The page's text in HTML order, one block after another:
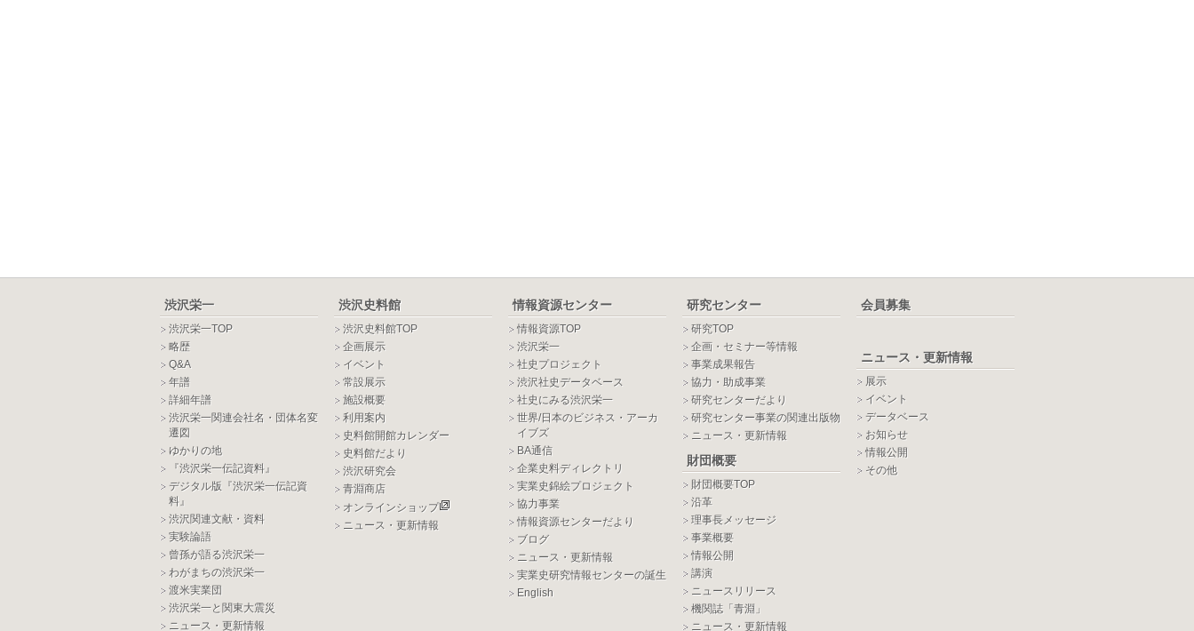
渋沢栄一
渋沢栄一TOP
略歴
Q&A
年譜
詳細年譜
渋沢栄一関連会社名・団体名変
遷図
ゆかりの地
『渋沢栄一伝記資料』
デジタル版『渋沢栄一伝記資
料』
渋沢関連文献・資料
実験論語
曾孫が語る渋沢栄一
わがまちの渋沢栄一
渡米実業団
渋沢栄一と関東大震災
ニュース・更新情報
渋沢史料館
渋沢史料館TOP
企画展示
イベント
常設展示
施設概要
利用案内
史料館開館カレンダー
史料館だより
渋沢研究会
青淵商店
オンラインショップ
ニュース・更新情報
情報資源センター
情報資源TOP
渋沢栄一
社史プロジェクト
渋沢社史データベース
社史にみる渋沢栄一
世界/日本のビジネス・アーカ
イブズ
BA通信
企業史料ディレクトリ
実業史錦絵プロジェクト
協力事業
情報資源センターだより
ブログ
ニュース・更新情報
実業史研究情報センターの誕生
English
研究センター
研究TOP
企画・セミナー等情報
事業成果報告
協力・助成事業
研究センターだより
研究センター事業の関連出版物
ニュース・更新情報
財団概要
財団概要TOP
沿革
理事長メッセージ
事業概要
情報公開
講演
ニュースリリース
機関誌「青淵」
ニュース・更新情報
会員募集
ニュース・更新情報
展示
イベント
データベース
お知らせ
情報公開
その他